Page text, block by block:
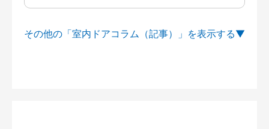
その他の「室内ドアコラム（記事）」を